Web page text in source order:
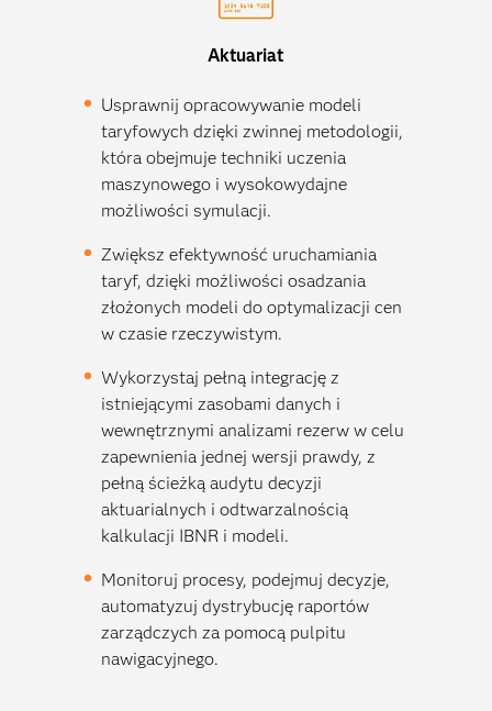
Aktuariat
Usprawnij opracowywanie modeli
taryfowych dzięki zwinnej metodologii,
która obejmuje techniki uczenia
maszynowego i wysokowydajne
możliwości symulacji.
Zwiększ efektywność uruchamiania
taryf, dzięki możliwości osadzania
złożonych modeli do optymalizacji cen
w czasie rzeczywistym.
Wykorzystaj pełną integrację z
istniejącymi zasobami danych i
wewnętrznymi analizami rezerw w celu
zapewnienia jednej wersji prawdy, z
pełną ścieżką audytu decyzji
aktuarialnych i odtwarzalnością
kalkulacji IBNR i modeli.
Monitoruj procesy, podejmuj decyzje,
automatyzuj dystrybucję raportów
zarządczych za pomocą pulpitu
nawigacyjnego.